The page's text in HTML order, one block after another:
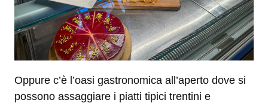
Oppure c’è l’oasi gastronomica all’aperto dove si
possono assaggiare i piatti tipici trentini e